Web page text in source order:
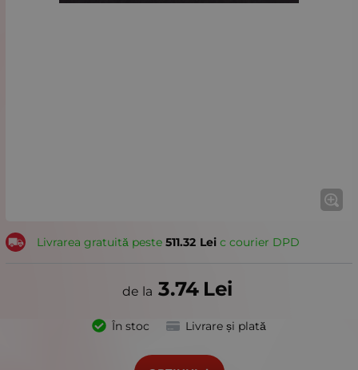
Livrarea gratuită peste 511.32 Leiс courier DPD
3.74 Lei
În stoc Livrare și plată